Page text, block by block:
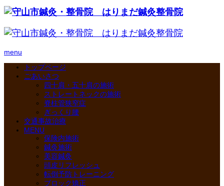
menu
トップページ
ごあいさつ
四十肩・五十肩の施術
ストレートネックの施術
脊柱管狭窄症
ぎっくり腰
交通事故治療
MENU
保険内施術
鍼灸施術
美容鍼灸
頭皮リフレッシュ
転倒予防トレーニング
ブロック矯正